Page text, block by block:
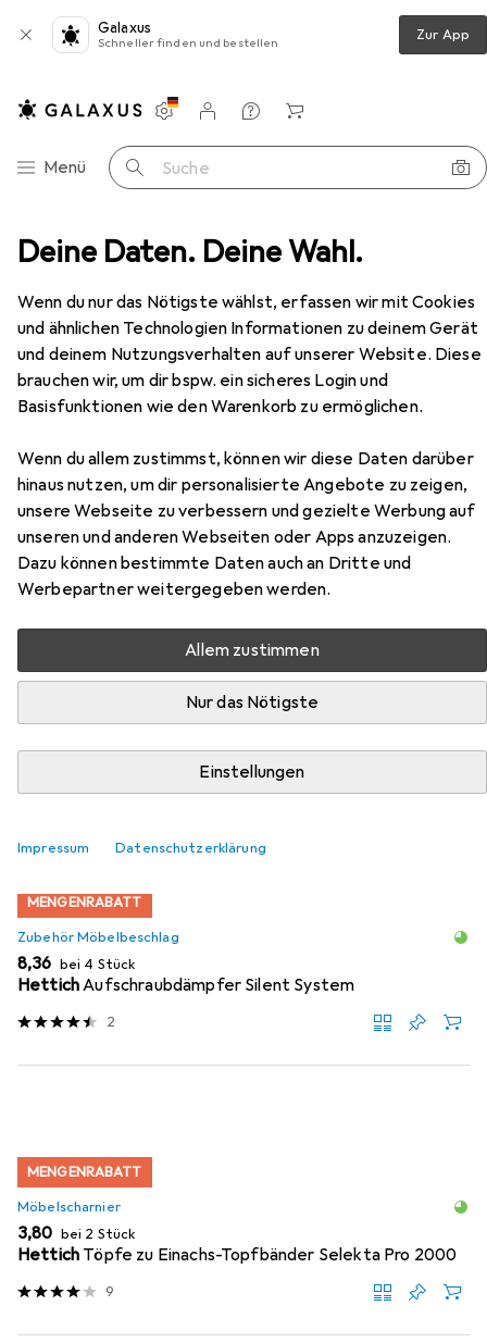
Deine Daten. Deine Wahl.
Wenn du nur das Nötigste wählst, erfassen wir mit Cookies
und ähnlichen Technologien Informationen zu deinem Gerät
und deinem Nutzungsverhalten auf unserer Website. Diese
brauchen wir, um dir bspw. ein sicheres Login und
Basisfunktionen wie den Warenkorb zu ermöglichen.
Wenn du allem zustimmst, können wir diese Daten darüber
hinaus nutzen, um dir personalisierte Angebote zu zeigen,
unsere Webseite zu verbessern und gezielte Werbung auf
unseren und anderen Webseiten oder Apps anzuzeigen.
Dazu können bestimmte Daten auch an Dritte und
Werbepartner weitergegeben werden.
Allem zustimmen
Nur das Nötigste
Einstellungen
Impressum Datenschutzerklärung
Galaxus
Schneller finden und bestellen Zur App
Navigation nach Kategorien
Menü Suche
Einstellungen
Kundenkonto
Vergleichslisten
Merklisten
Warenkorb
Hettich Einachs-Innentopfbänder Selekta Pro 2000
HettichEinachs-Innentopfbänder
Selekta Pro 2000
Zubehör für Hettich Einachs-
Innentopfbänder Selekta Pro
2000
Hier findest du passendes Zubehör zum Produkt Hettich
Einachs-Innentopfbänder Selekta Pro 2000 aus den
Kategorien Zubehör Möbelbeschlag, Möbelscharnier und
Möbelausstattung.
Zubehör Möbelbeschlag Möbelscharnier
MENGENRABATT
Zubehör Möbelbeschlag
EUR
8,36 bei 4 Stück
HettichAufschraubdämpfer Silent System
2
MENGENRABATT
Möbelscharnier
EUR
3,80 bei 2 Stück
Hettich Töpfe zu Einachs-Topfbänder Selekta Pro 2000
9